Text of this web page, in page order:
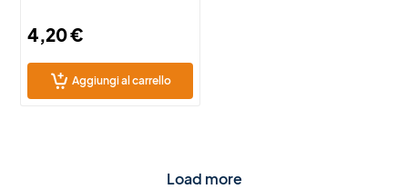
4,20€
Aggiungi al carrello
Load more